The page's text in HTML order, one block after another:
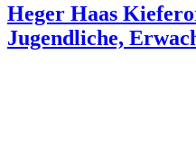
Heger Haas
Jugendliche,